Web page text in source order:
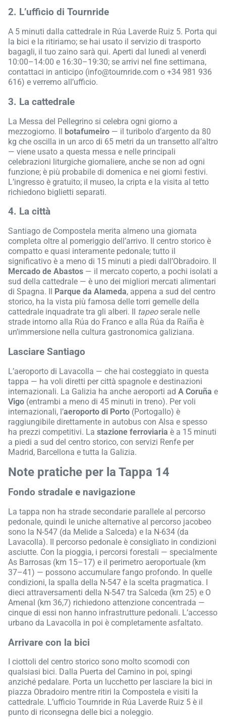
2. L’ufficio di Tournride
A 5 minuti dalla cattedrale in Rúa Laverde Ruiz 5. Porta qui
la bici e la ritiriamo; se hai usato il servizio di trasporto
bagagli, il tuo zaino sarà qui. Aperti dal lunedì al venerdì
10:00–14:00 e 16:30–19:30; se arrivi nel fine settimana,
contattaci in anticipo (info@tournride.com o +34 981 936
616) e verremo all’ufficio.
3. La cattedrale
La Messa del Pellegrino si celebra ogni giorno a
mezzogiorno. Il botafumeiro — il turibolo d’argento da 80
kg che oscilla in un arco di 65 metri da un transetto all’altro
— viene usato a questa messa e nelle principali
celebrazioni liturgiche giornaliere, anche se non ad ogni
funzione; è più probabile di domenica e nei giorni festivi.
L’ingresso è gratuito; il museo, la cripta e la visita al tetto
richiedono biglietti separati.
4. La città
Santiago de Compostela merita almeno una giornata
completa oltre al pomeriggio dell’arrivo. Il centro storico è
compatto e quasi interamente pedonale; tutto il
significativo è a meno di 15 minuti a piedi dall’Obradoiro. Il
Mercado de Abastos — il mercato coperto, a pochi isolati a
sud della cattedrale — è uno dei migliori mercati alimentari
di Spagna. Il Parque da Alameda, appena a sud del centro
storico, ha la vista più famosa delle torri gemelle della
cattedrale inquadrate tra gli alberi. Il tapeoserale nelle
strade intorno alla Rúa do Franco e alla Rúa da Raíña è
un’immersione nella cultura gastronomica galiziana.
Lasciare Santiago
L’aeroporto di Lavacolla — che hai costeggiato in questa
tappa — ha voli diretti per città spagnole e destinazioni
internazionali. La Galizia ha anche aeroporti ad A Coruña e
Vigo (entrambi a meno di 45 minuti in treno). Per voli
internazionali, l’aeroporto di Porto (Portogallo) è
raggiungibile direttamente in autobus con Alsa e spesso
ha prezzi competitivi. La stazione ferroviaria è a 15 minuti
a piedi a sud del centro storico, con servizi Renfe per
Madrid, Barcellona e tutta la Galizia.
Note pratiche per la Tappa 14
Fondo stradale e navigazione
La tappa non ha strade secondarie parallele al percorso
pedonale, quindi le uniche alternative al percorso jacobeo
sono la N-547 (da Melide a Salceda) e la N-634 (da
Lavacolla). Il percorso pedonale è consigliato in condizioni
asciutte. Con la pioggia, i percorsi forestali — specialmente
As Barrosas (km 15–17) e il perimetro aeroportuale (km
37–41) — possono accumulare fango profondo. In quelle
condizioni, la spalla della N-547 è la scelta pragmatica. I
dieci attraversamenti della N-547 tra Salceda (km 25) e O
Amenal (km 36,7) richiedono attenzione concentrada —
cinque di essi non hanno infrastrutture pedonali. L’accesso
urbano da Lavacolla in poi è completamente asfaltato.
Arrivare con la bici
I ciottoli del centro storico sono molto scomodi con
qualsiasi bici. Dalla Puerta del Camino in poi, spingi
anziché pedalare. Porta un lucchetto per lasciare la bici in
piazza Obradoiro mentre ritiri la Compostela e visiti la
cattedrale. L’ufficio Tournride in Rúa Laverde Ruiz 5 è il
punto di riconsegna delle bici a noleggio.